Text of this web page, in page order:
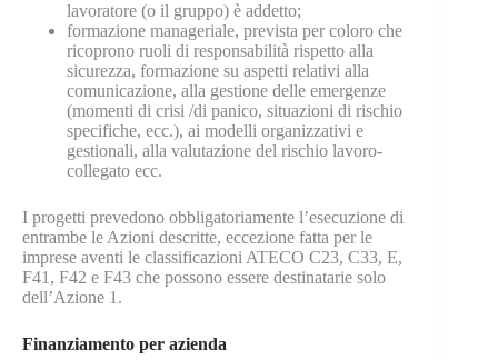
lavoratore (o il gruppo) è addetto;
formazione manageriale, prevista per coloro che
ricoprono ruoli di responsabilità rispetto alla
sicurezza, formazione su aspetti relativi alla
comunicazione, alla gestione delle emergenze
(momenti di crisi /di panico, situazioni di rischio
specifiche, ecc.), ai modelli organizzativi e
gestionali, alla valutazione del rischio lavoro-
collegato ecc.
I progetti prevedono obbligatoriamente l’esecuzione di
entrambe le Azioni descritte, eccezione fatta per le
imprese aventi le classificazioni ATECO C23, C33, E,
F41, F42 e F43 che possono essere destinatarie solo
dell’Azione 1.
Finanziamento per azienda